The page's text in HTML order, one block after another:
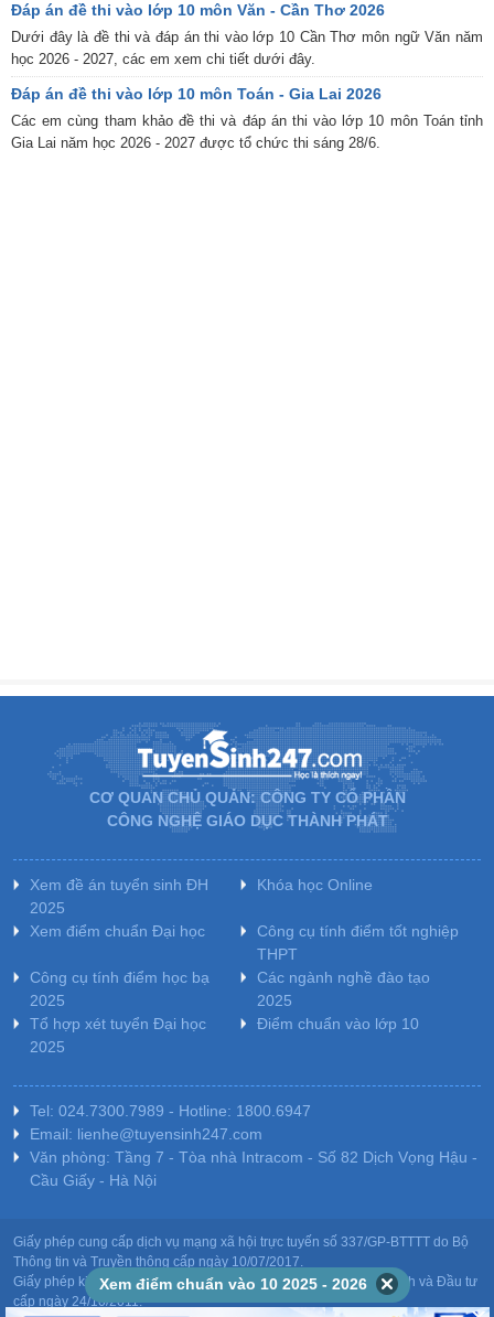
Đáp án đề thi vào lớp 10 môn Văn - Cần Thơ 2026
Dưới đây là đề thi và đáp án thi vào lớp 10 Cần Thơ môn ngữ Văn năm
học 2026 - 2027, các em xem chi tiết dưới đây.
Đáp án đề thi vào lớp 10 môn Toán - Gia Lai 2026
Các em cùng tham khảo đề thi và đáp án thi vào lớp 10 môn Toán tỉnh
Gia Lai năm học 2026 - 2027 được tổ chức thi sáng 28/6.
CƠ QUAN CHỦ QUẢN: CÔNG TY CỔ PHẦN
CÔNG NGHỆ GIÁO DỤC THÀNH PHÁT
Xem đề án tuyển sinh ĐH
2025
Khóa học Online
Xem điểm chuẩn Đại học
Công cụ tính điểm tốt nghiệp
THPT
Công cụ tính điểm học bạ
2025
Các ngành nghề đào tạo
2025
Tổ hợp xét tuyển Đại học
2025
Điểm chuẩn vào lớp 10
Tel: 024.7300.7989 - Hotline: 1800.6947
Email: lienhe@tuyensinh247.com
Văn phòng: Tầng 7 - Tòa nhà Intracom - Số 82 Dịch Vọng Hậu -
Cầu Giấy - Hà Nội
Giấy phép cung cấp dịch vụ mạng xã hội trực tuyến số 337/GP-BTTTT do Bộ
Thông tin và Truyền thông cấp ngày 10/07/2017.
Giấy phép kinh doanh giáo dục: MST-0106478082 do Sở Kế hoạch và Đầu tư
cấp ngày 24/10/2011.
Xem điểm chuẩn vào 10 2025 - 2026